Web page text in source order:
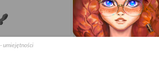
umiejętności